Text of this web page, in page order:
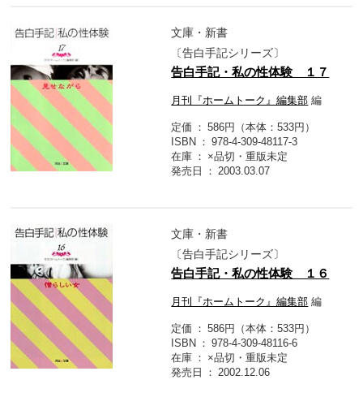
文庫・新書
〔告白手記シリーズ〕
告白手記・私の性体験 １７
月刊『ホームトーク』編集部 編
定価
586円（本体：533円）
ISBN
978-4-309-48117-3
在庫
×品切・重版未定
発売日
2003.03.07
文庫・新書
〔告白手記シリーズ〕
告白手記・私の性体験 １６
月刊『ホームトーク』編集部 編
定価
586円（本体：533円）
ISBN
978-4-309-48116-6
在庫
×品切・重版未定
発売日
2002.12.06